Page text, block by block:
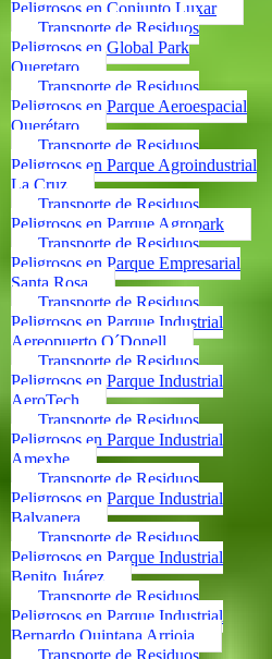
Peligrosos en Conjunto Luxar
Transporte de Residuos
Peligrosos en Global Park
Queretaro
Transporte de Residuos
Peligrosos en Parque Aeroespacial
Querétaro
Transporte de Residuos
Peligrosos en Parque Agroindustrial
La Cruz
Transporte de Residuos
Peligrosos en Parque Agropark
Transporte de Residuos
Peligrosos en Parque Empresarial
Santa Rosa
Transporte de Residuos
Peligrosos en Parque Industrial
Aereopuerto O´Donell
Transporte de Residuos
Peligrosos en Parque Industrial
AeroTech
Transporte de Residuos
Peligrosos en Parque Industrial
Amexhe
Transporte de Residuos
Peligrosos en Parque Industrial
Balvanera
Transporte de Residuos
Peligrosos en Parque Industrial
Benito Juárez
Transporte de Residuos
Peligrosos en Parque Industrial
Bernardo Quintana Arrioja
Transporte de Residuos